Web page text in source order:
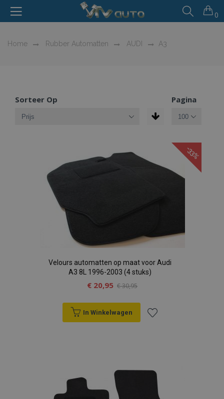
0
Home Rubber Automatten AUDI A3
Sorteer Op Pagina
-33%
Velours automatten op maat voor Audi
A3 8L 1996-2003 (4 stuks)
€ 20,95 € 30,95
In Winkelwagen
aan
verlanglijst